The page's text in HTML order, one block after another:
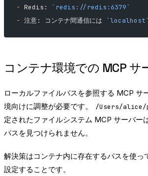
- Redis:
`redis://redis:6379`
- 注意: コンテナ間通信には `localhost`
コンテナ環境での MCP サ
ローカルファイルパスを参照する MCP サ
境向けに調整が必要です。
/Users/alice/
定されたファイルシステム MCP サーバー
パスを見つけられません。
解決策はコンテナ内に存在するパスを使っ
設定することです。